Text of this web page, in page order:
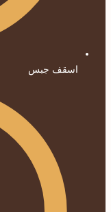
اسقف جبس